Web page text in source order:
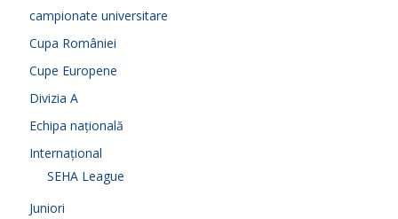
campionate universitare
Cupa României
Cupe Europene
Divizia A
Echipa națională
Internațional
SEHA League
Juniori